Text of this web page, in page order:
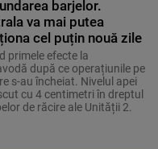
barjelor.
va mai putea
cel puțin nouă zile
primele efecte la
după ce operațiunile pe
s-au încheiat. Nivelul apei
cu 4 centimetri în dreptul
de răcire ale Unității 2.